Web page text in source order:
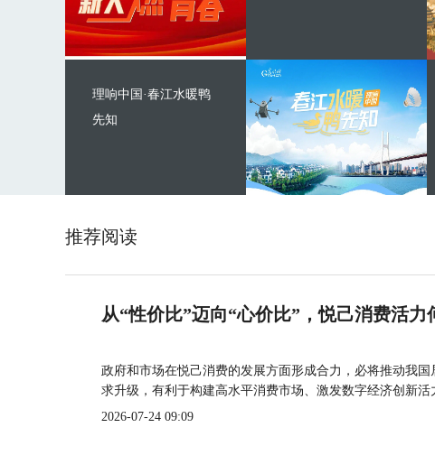
理响中国·春江水暖鸭
先知
推荐阅读
从“性价比”迈向“心价比”，悦己消费活力
政府和市场在悦己消费的发展方面形成合力，必将推动我
求升级，有利于构建高水平消费市场、激发数字经济创新活
2026-07-24 09:09